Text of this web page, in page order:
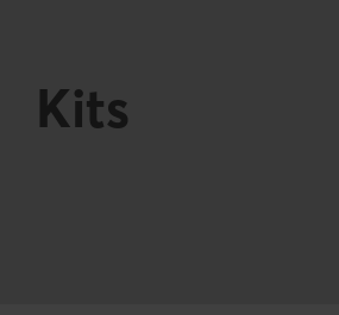
Kits